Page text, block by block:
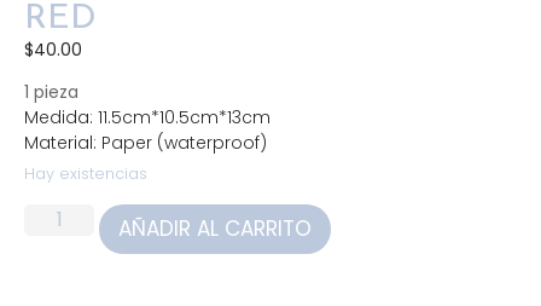
RED
$40.00
1 pieza
Medida: 11.5cm*10.5cm*13cm
Material: Paper (waterproof)
Hay existencias
AÑADIR AL CARRITO